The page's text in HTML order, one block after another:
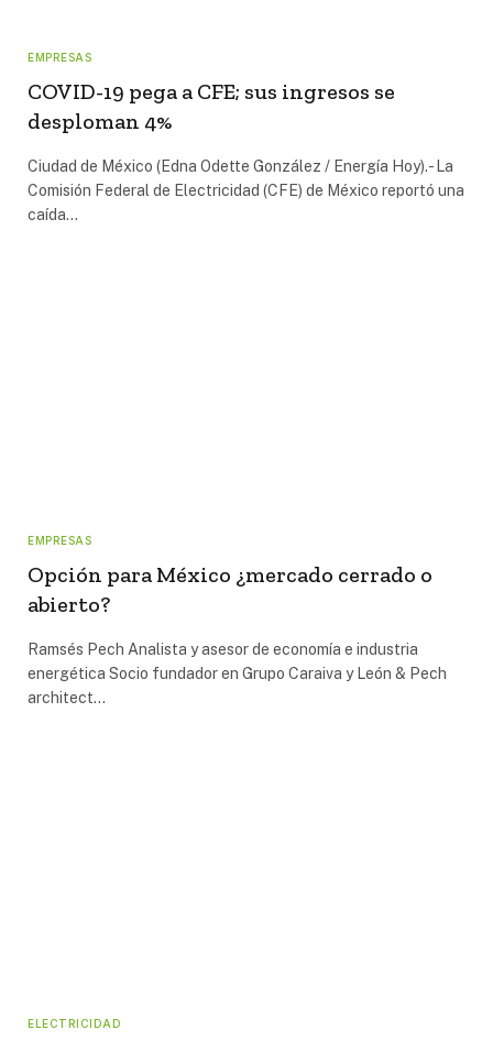
EMPRESAS
COVID-19 pega a CFE; sus ingresos se
desploman 4%
Ciudad de México (Edna Odette González / Energía Hoy).- La
Comisión Federal de Electricidad (CFE) de México reportó una
caída…
EMPRESAS
Opción para México ¿mercado cerrado o
abierto?
Ramsés Pech Analista y asesor de economía e industria
energética Socio fundador en Grupo Caraiva y León & Pech
architect…
ELECTRICIDAD